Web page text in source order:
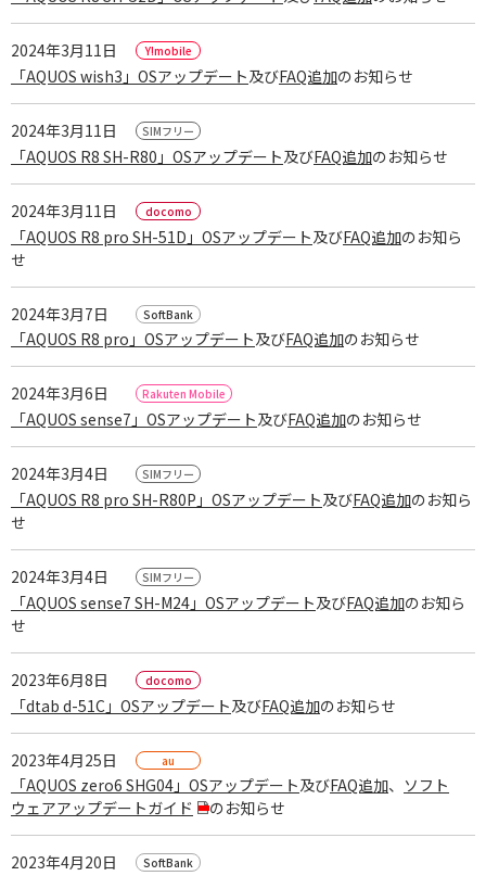
タブレット / その他
2024年3月11日
「AQUOS wish3」OSアップデート及びFAQ追加のお知らせ
2024年3月11日
「AQUOS R8 SH-R80」OSアップデート及びFAQ追加のお知らせ
2024年3月11日
「AQUOS R8 pro SH-51D」OSアップデート及びFAQ追加のお知ら
せ
2024年3月7日
「AQUOS R8 pro」OSアップデート及びFAQ追加のお知らせ
2024年3月6日
「AQUOS sense7」OSアップデート及びFAQ追加のお知らせ
2024年3月4日
「AQUOS R8 pro SH-R80P」OSアップデート及びFAQ追加のお知ら
せ
2024年3月4日
「AQUOS sense7 SH-M24」OSアップデート及びFAQ追加のお知ら
せ
2023年6月8日
「dtab d-51C」OSアップデート及びFAQ追加のお知らせ
2023年4月25日
「AQUOS zero6 SHG04」OSアップデート及びFAQ追加、 ソフト
ウェアアップデートガイド
のお知らせ
2023年4月20日